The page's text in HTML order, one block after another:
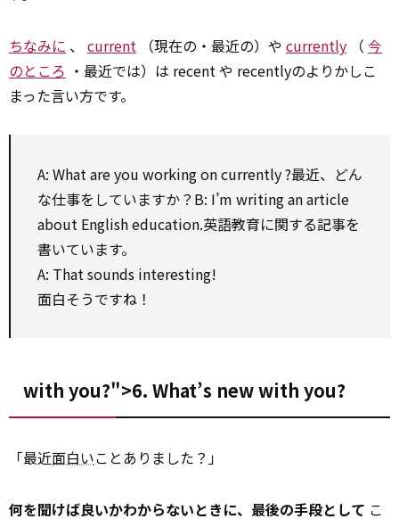
ちなみに 、 current （現在の・最近の）や currently （ 今
のところ ・最近では）は recent や recentlyのよりかしこ
まった言い方です。
A: What are you workingoncurrently?最近、どん
な仕事をしていますか？B: I’m writing anarticle
about English education.英語教育に関する記事を
書いています。
A: That sounds interesting!
面白そうですね！
with you?">6. What’s newwith you?
「最近面白いことありました？」
何を聞けば良いかわからないときに、最後の手段として こ